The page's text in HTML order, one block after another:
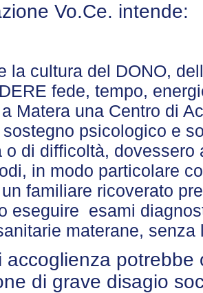
Vo.Ce. intende:
la cultura del DONO,
fede, tempo,
Matera una Centro di
psicologico e
o di difficoltà,
in modo particolare
familiare ricoverato
eseguire esami
materane,
accoglienza
di grave disagio